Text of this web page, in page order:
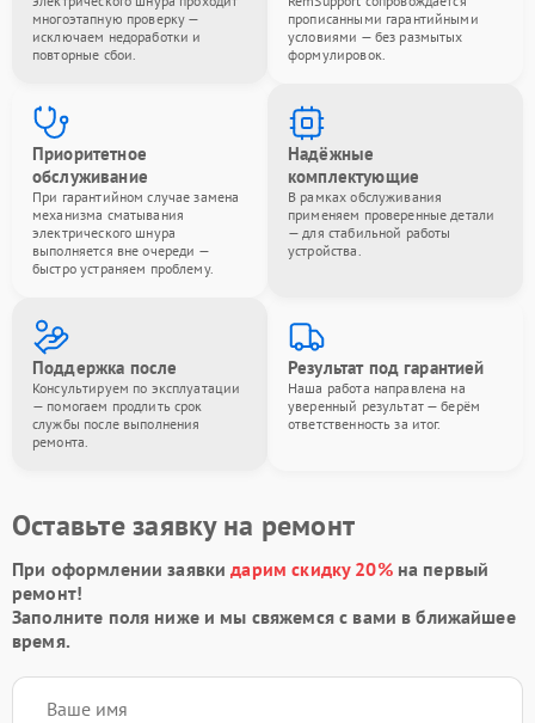
многоэтапную проверку —
исключаем недоработки и
повторные сбои.
прописанными гарантийными
условиями — без размытых
формулировок.
Приоритетное
обслуживание
При гарантийном случае замена
механизма сматывания
электрического шнура
выполняется вне очереди —
быстро устраняем проблему.
Надёжные
комплектующие
В рамках обслуживания
применяем проверенные детали
— для стабильной работы
устройства.
Поддержка после
Консультируем по эксплуатации
— помогаем продлить срок
службы после выполнения
ремонта.
Результат под гарантией
Наша работа направлена на
уверенный результат — берём
ответственность за итог.
Оставьте заявку на ремонт
При оформлении заявкидарим скидку 20%на первый
ремонт!
Заполните поля ниже и мы свяжемся с вами в ближайшее
время.